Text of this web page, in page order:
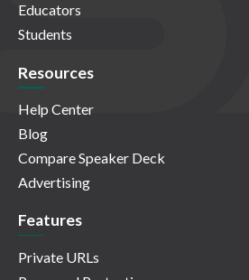
Educators
Students
Resources
Help Center
Blog
Compare Speaker Deck
Advertising
Features
Private URLs